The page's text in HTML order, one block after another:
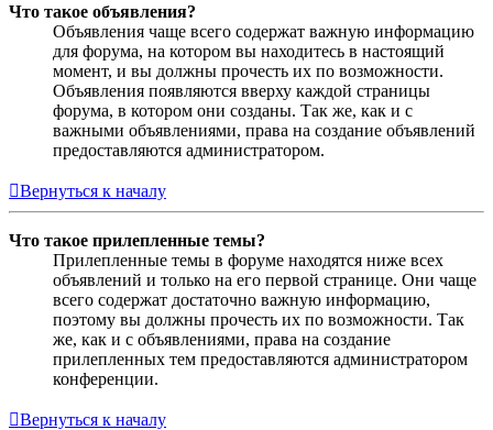
Что такое объявления?
Объявления чаще всего содержат важную информацию
для форума, на котором вы находитесь в настоящий
момент, и вы должны прочесть их по возможности.
Объявления появляются вверху каждой страницы
форума, в котором они созданы. Так же, как и с
важными объявлениями, права на создание объявлений
предоставляются администратором.
Вернуться к началу
Что такое прилепленные темы?
Прилепленные темы в форуме находятся ниже всех
объявлений и только на его первой странице. Они чаще
всего содержат достаточно важную информацию,
поэтому вы должны прочесть их по возможности. Так
же, как и с объявлениями, права на создание
прилепленных тем предоставляются администратором
конференции.
Вернуться к началу